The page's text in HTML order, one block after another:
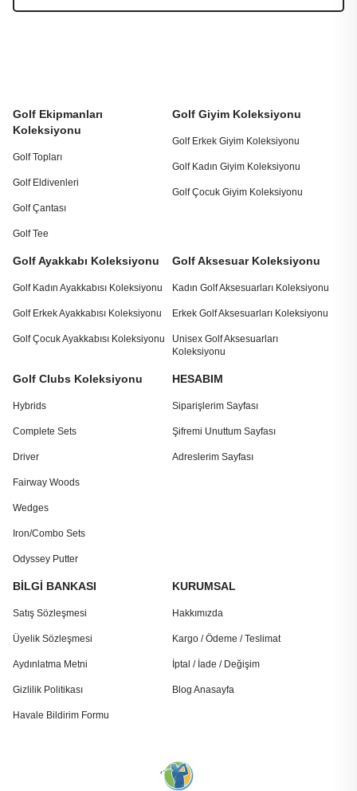
Golf Ekipmanları
Koleksiyonu
Golf Topları
Golf Eldivenleri
Golf Çantası
Golf Tee
Golf Giyim Koleksiyonu
Golf Erkek Giyim Koleksiyonu
Golf Kadın Giyim Koleksiyonu
Golf Çocuk Giyim Koleksiyonu
Golf Ayakkabı Koleksiyonu
Golf Kadın Ayakkabısı Koleksiyonu
Golf Erkek Ayakkabısı Koleksiyonu
Golf Çocuk Ayakkabısı Koleksiyonu
Golf Aksesuar Koleksiyonu
Kadın Golf Aksesuarları Koleksiyonu
Erkek Golf Aksesuarları Koleksiyonu
Unisex Golf Aksesuarları
Koleksiyonu
Golf Clubs Koleksiyonu
Hybrids
Complete Sets
Driver
Fairway Woods
Wedges
Iron/Combo Sets
Odyssey Putter
HESABIM
Siparişlerim Sayfası
Şifremi Unuttum Sayfası
Adreslerim Sayfası
BİLGİ BANKASI
Satış Sözleşmesi
Üyelik Sözleşmesi
Aydınlatma Metni
Gizlilik Politikası
Havale Bildirim Formu
KURUMSAL
Hakkımızda
Kargo / Ödeme / Teslimat
İptal / İade / Değişim
Blog Anasayfa